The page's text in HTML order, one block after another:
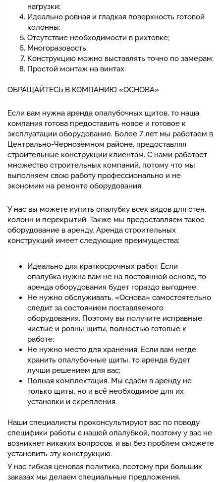
нагрузки;
Идеально ровная и гладкая поверхность готовой
колонны;
Отсутствие необходимости в рихтовке;
Многоразовость;
Конструкцию можно выставлять точно по замерам;
Простой монтаж на винтах.
ОБРАЩАЙТЕСЬ В КОМПАНИЮ «ОСНОВА»
Если вам нужна аренда опалубочных щитов, то наша
компания готова предоставить новое и готовое к
эксплуатации оборудование. Более 7 лет мы работаем в
Центрально-Чернозёмном районе, предоставляя
строительные конструкции клиентам. С нами работает
множество строительных компаний, потому что мы
выполняем свою работу профессионально и не
экономим на ремонте оборудования.
У нас вы можете купить опалубку всех видов для стен,
колонн и перекрытий. Также мы предоставляем такое
оборудование в аренду. Аренда строительных
конструкций имеет следующие преимущества:
Идеально для краткосрочных работ. Если
опалубка нужна вам не на постоянной основе, то
аренда оборудования будет гораздо выгоднее;
Не нужно обслуживать. «Основа» самостоятельно
следит за состоянием поставляемого
оборудования. Поэтому вы получите исправные,
чистые и ровны щиты, полностью готовые к
работе;
Не нужно место для хранения. Если вам негде
хранить опалубочные щиты, то аренда будет
лучши решением для вас;
Полная комплектация. Мы сдаём в аренду не
только щиты, но и всё необходимое для их
установки и скрепления.
Наши специалисты проконсультируют вас по поводу
специфики работы с нашей опалубкой, поэтому у вас не
возникнет никаких вопросов, и вы без проблем сможете
установить эту конструкцию.
У нас гибкая ценовая политика, поэтому при больших
заказах мы делаем специальные предложения.